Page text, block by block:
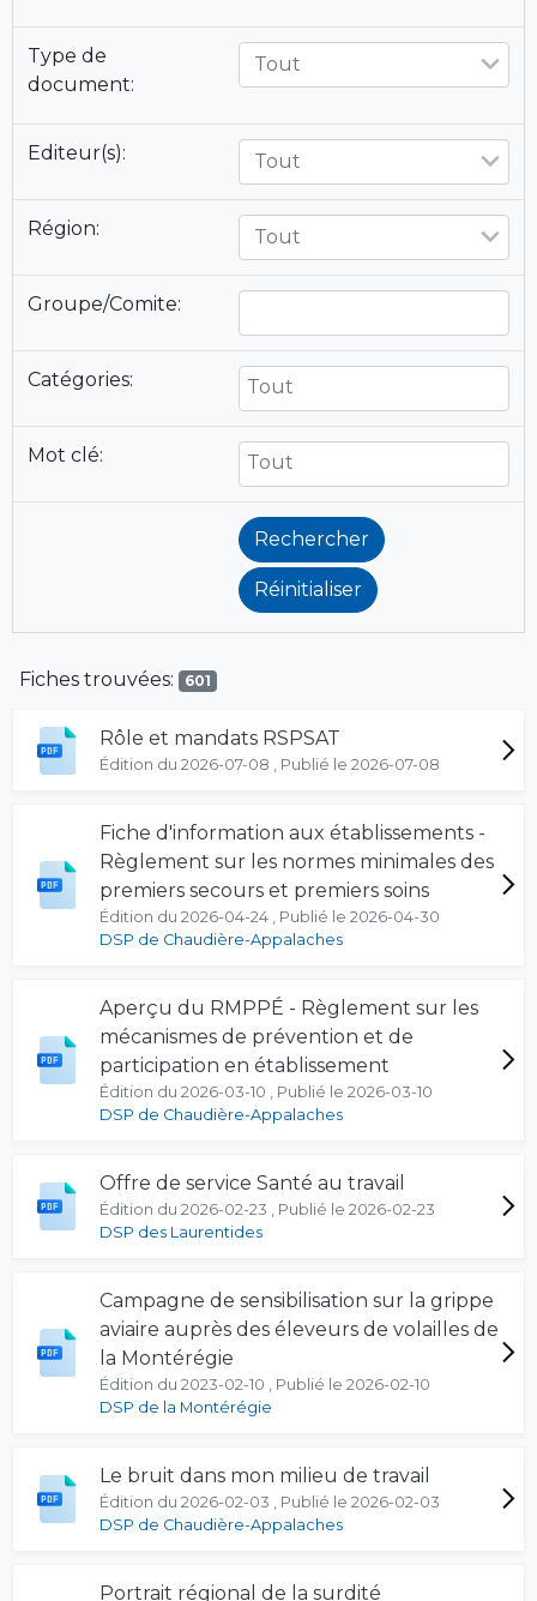
Type de
document:
Tout
Editeur(s): Tout
Région: Tout
Groupe/Comite:
Catégories:
Mot clé:
Fiches trouvées: 601
Rôle et mandats RSPSAT
Édition du 2026-07-08 , Publié le 2026-07-08
Fiche d'information aux établissements -
Règlement sur les normes minimales des
premiers secours et premiers soins
Édition du 2026-04-24 , Publié le 2026-04-30
DSP de Chaudière-Appalaches
Aperçu du RMPPÉ - Règlement sur les
mécanismes de prévention et de
participation en établissement
Édition du 2026-03-10 , Publié le 2026-03-10
DSP de Chaudière-Appalaches
Offre de service Santé au travail
Édition du 2026-02-23 , Publié le 2026-02-23
DSP des Laurentides
Campagne de sensibilisation sur la grippe
aviaire auprès des éleveurs de volailles de
la Montérégie
Édition du 2023-02-10 , Publié le 2026-02-10
DSP de la Montérégie
Le bruit dans mon milieu de travail
Édition du 2026-02-03 , Publié le 2026-02-03
DSP de Chaudière-Appalaches
Portrait régional de la surdité